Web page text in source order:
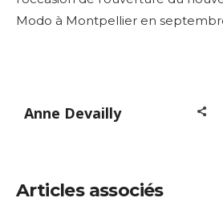
Modo à Montpellier en
Anne Devailly
Articles associés